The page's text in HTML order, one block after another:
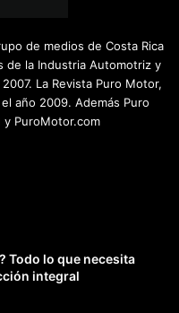
de medios de Costa Rica
de la Industria Automotriz y
La Revista Puro Motor,
año 2009. Además Puro
PuroMotor.com
Todo lo que necesita
integral